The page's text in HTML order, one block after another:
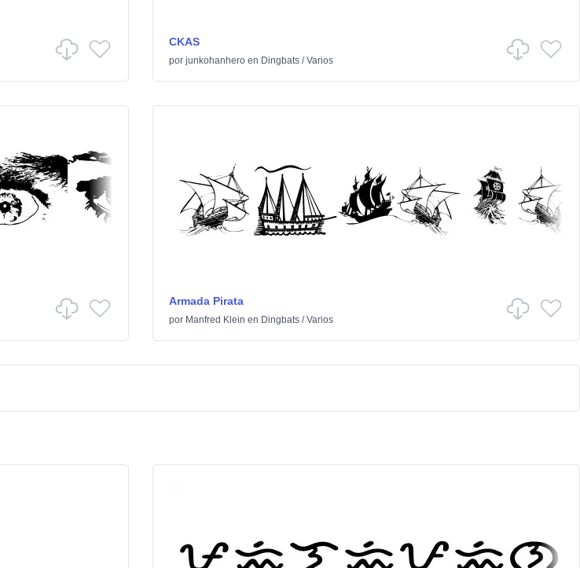
CKAS
por junkohanheroen Dingbats/Varios
Armada Pirata
por Manfred Klein en Dingbats/Varios